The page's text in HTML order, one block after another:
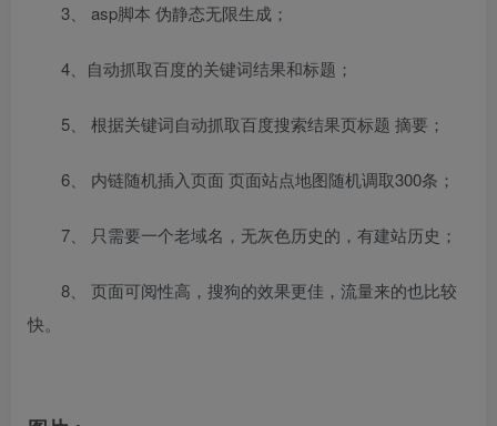
3、 asp脚本 伪静态无限生成；
4、自动抓取百度的关键词结果和标题；
5、 根据关键词自动抓取百度搜索结果页标题 摘要；
6、 内链随机插入页面 页面站点地图随机调取300条；
7、 只需要一个老域名，无灰色历史的，有建站历史；
8、 页面可阅性高，搜狗的效果更佳，流量来的也比较
快。